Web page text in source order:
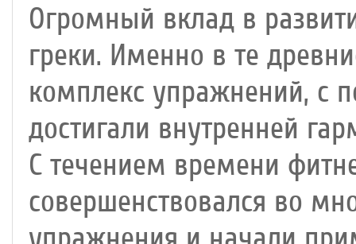
Огромный вклад в
греки. Именно в те
комплекс упражнений, с
достигали внутренней
С течением времени
совершенствовался во